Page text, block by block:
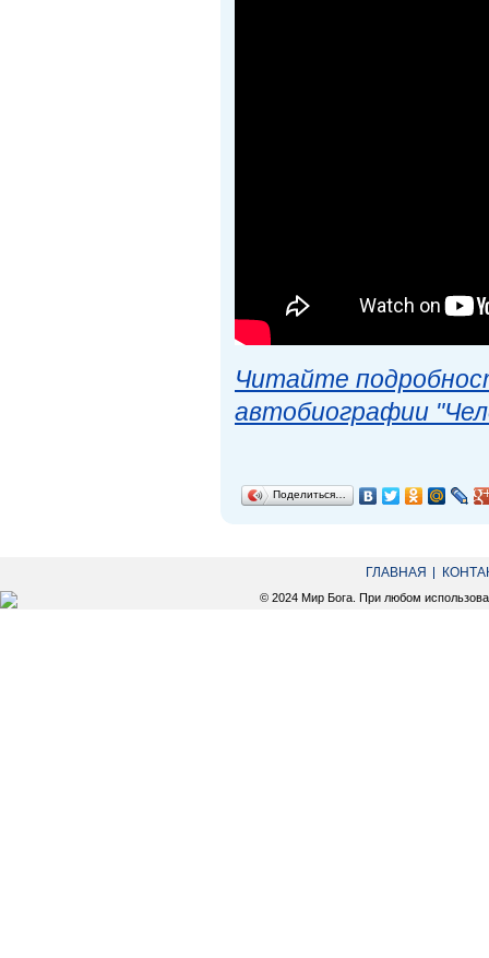
Читайте
автобиографии
Поделиться…
ГЛАВНАЯ
© 2024 Мир Бога. При любом